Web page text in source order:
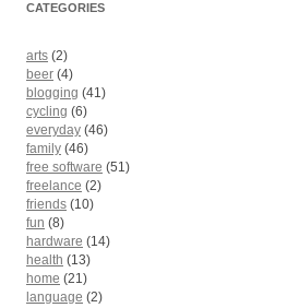
CATEGORIES
arts (2)
beer (4)
blogging (41)
cycling (6)
everyday (46)
family (46)
free software (51)
freelance (2)
friends (10)
fun (8)
hardware (14)
health (13)
home (21)
language (2)